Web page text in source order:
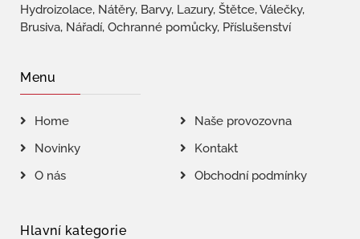
Hydroizolace, Nátěry, Barvy, Lazury, Štětce, Válečky,
Brusiva, Nářadí, Ochranné pomůcky, Příslušenství
Menu
Home
Naše provozovna
Novinky
Kontakt
O nás
Obchodní podmínky
Hlavní kategorie